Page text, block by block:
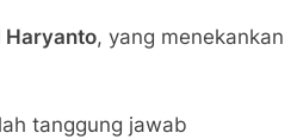
Haryanto, yang menekankan
tanggung jawab